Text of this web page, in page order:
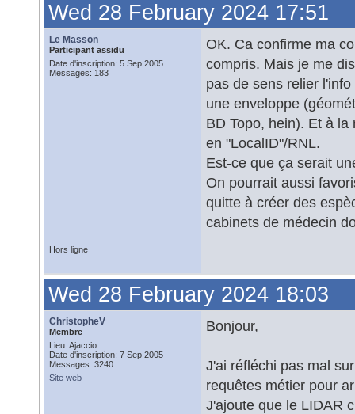
Wed 28 February 2024 17:51
Le Masson
Participant assidu
Date d'inscription: 5 Sep 2005
Messages: 183
OK. Ca confirme ma
compris. Mais je me
pas de sens relier
une enveloppe
BD Topo, hein). Et à
en "LocalID"/RNL.
Est-ce que ça serait
On pourrait aussi
quitte à créer des
cabinets de médecin
Hors ligne
Wed 28 February 2024 18:03
ChristopheV
Membre
Lieu: Ajaccio
Date d'inscription: 7 Sep 2005
Messages: 3240
Site web
Bonjour,
J'ai réfléchi pas mal
requêtes métier pour
J'ajoute que le LIDAR